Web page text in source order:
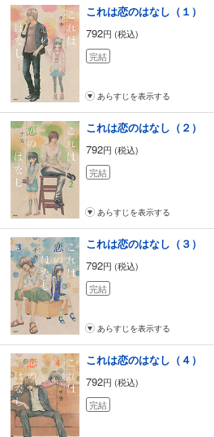
これは恋のはなし（１）
792円 (税込)
完結
あらすじを表示する
これは恋のはなし（２）
792円 (税込)
完結
あらすじを表示する
これは恋のはなし（３）
792円 (税込)
完結
あらすじを表示する
これは恋のはなし（４）
792円 (税込)
完結